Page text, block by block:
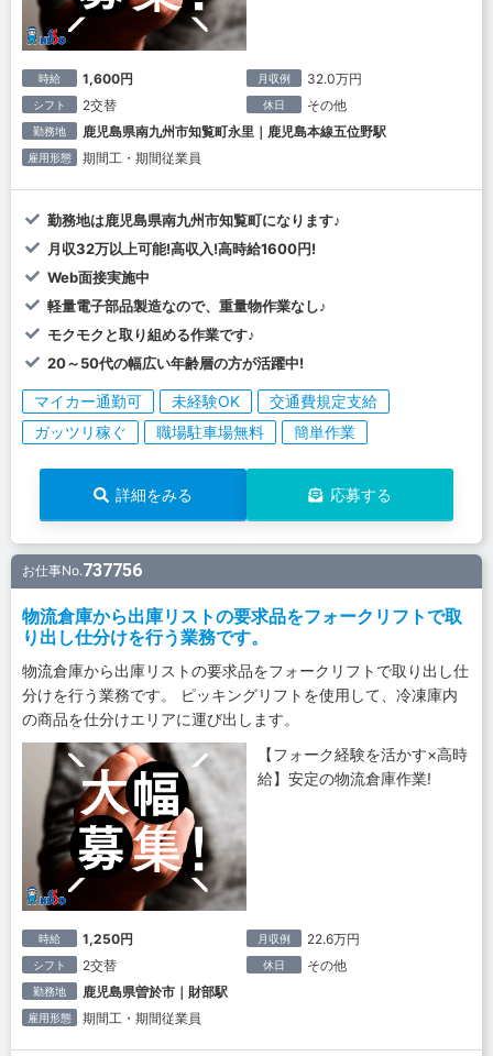
時給 1,600円 月収例 32.0万円
シフト 2交替 休日 その他
勤務地 鹿児島県南九州市知覧町永里｜鹿児島本線五位野駅
雇用形態 期間工・期間従業員
勤務地は鹿児島県南九州市知覧町になります♪
月収32万以上可能!高収入!高時給1600円!
Web面接実施中
軽量電子部品製造なので、重量物作業なし♪
モクモクと取り組める作業です♪
20～50代の幅広い年齢層の方が活躍中!
マイカー通勤可 未経験OK
交通費規定支給
ガッツリ稼ぐ
職場駐車場無料 簡単作業
詳細をみる 応募する
お仕事No.737756
物流倉庫から出庫リストの要求品をフォークリフトで取
り出し仕分けを行う業務です。
物流倉庫から出庫リストの要求品をフォークリフトで取り出し仕
分けを行う業務です。 ピッキングリフトを使用して、冷凍庫内
の商品を仕分けエリアに運び出します。
【フォーク経験を活かす×高時
給】安定の物流倉庫作業!
時給 1,250円 月収例 22.6万円
シフト 2交替 休日 その他
勤務地 鹿児島県曽於市｜財部駅
雇用形態 期間工・期間従業員